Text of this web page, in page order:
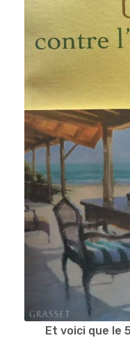
Et voici que le